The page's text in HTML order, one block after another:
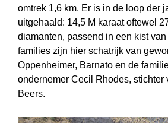
omtrek 1,6 km. Er is in de loop der
uitgehaald: 14,5 M karaat oftewel
diamanten, passend in een kist van
families zijn hier schatrijk van
Oppenheimer, Barnato en de
ondernemer Cecil Rhodes, stichter
Beers.